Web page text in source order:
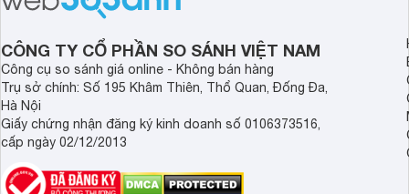
CÔNG TY CỔ PHẦN SO SÁNH VIỆT NAM
Công cụ so sánh giá online - Không bán hàng
Trụ sở chính: Số 195 Khâm Thiên, Thổ Quan, Đống Đa,
Hà Nội
Giấy chứng nhận đăng ký kinh doanh số 0106373516,
cấp ngày 02/12/2013